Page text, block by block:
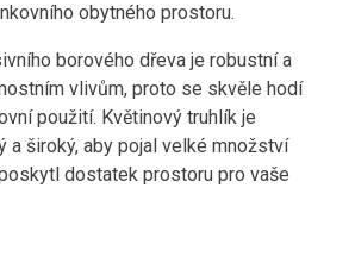
obytného prostoru.
borového dřeva je robustní a
vlivům, proto se skvěle hodí
použití. Květinový truhlík je
a široký, aby pojal velké množství
dostatek prostoru pro vaše